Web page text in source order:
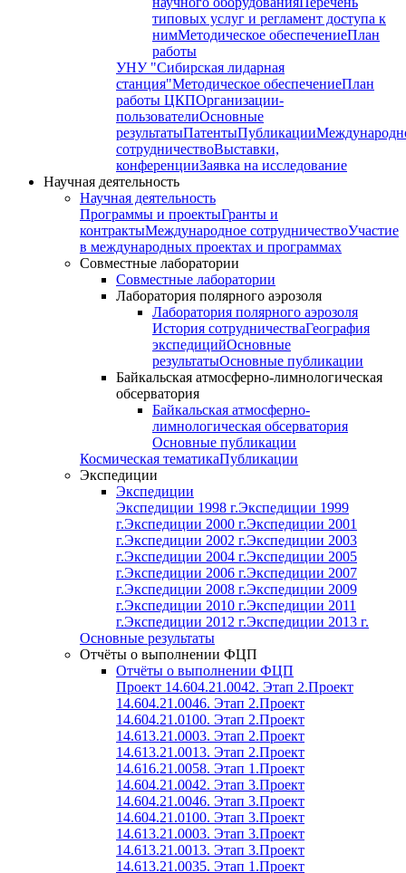
типовых услуг и регламент доступа к
нимМетодическое обеспечениеПлан
работы
УНУ "Сибирская лидарная
станция"Методическое обеспечениеПлан
работы ЦКПОрганизации-
пользователиОсновные
результатыПатентыПубликации
сотрудничествоВыставки,
конференцииЗаявка на исследование
Научная деятельность
Научная деятельность
Программы и проектыГранты и
контрактыМеждународное сотрудничествоУчастие
в международных проектах и программах
Совместные лаборатории
Совместные лаборатории
Лаборатория полярного аэрозоля
Лаборатория полярного аэрозоля
История сотрудничестваГеография
экспедицийОсновные
результатыОсновные публикации
Байкальская атмосферно-лимнологическая
обсерватория
Байкальская атмосферно-
лимнологическая обсерватория
Основные публикации
Космическая тематикаПубликации
Экспедиции
Экспедиции
Экспедиции 1998 г.Экспедиции 1999
г.Экспедиции 2000 г.Экспедиции 2001
г.Экспедиции 2002 г.Экспедиции 2003
г.Экспедиции 2004 г.Экспедиции 2005
г.Экспедиции 2006 г.Экспедиции 2007
г.Экспедиции 2008 г.Экспедиции 2009
г.Экспедиции 2010 г.Экспедиции 2011
г.Экспедиции 2012 г.Экспедиции 2013 г.
Основные результаты
Отчёты о выполнении ФЦП
Отчёты о выполнении ФЦП
Проект 14.604.21.0042. Этап 2.Проект
14.604.21.0046. Этап 2.Проект
14.604.21.0100. Этап 2.Проект
14.613.21.0003. Этап 2.Проект
14.613.21.0013. Этап 2.Проект
14.616.21.0058. Этап 1.Проект
14.604.21.0042. Этап 3.Проект
14.604.21.0046. Этап 3.Проект
14.604.21.0100. Этап 3.Проект
14.613.21.0003. Этап 3.Проект
14.613.21.0013. Этап 3.Проект
14.613.21.0035. Этап 1.Проект